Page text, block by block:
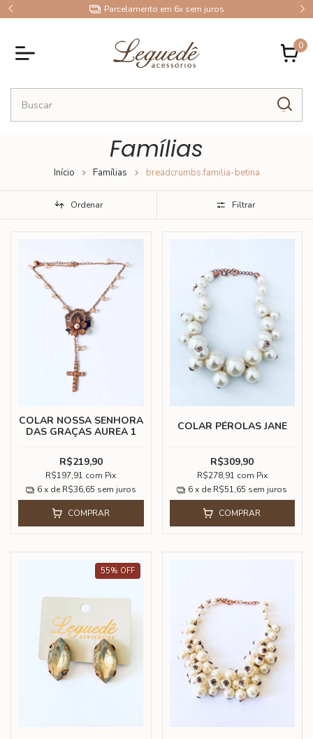
10% OFF no Pix
0
Famílias
Início Famílias breadcrumbs.familia-betina
Ordenar Filtrar
COLAR NOSSA SENHORA
DAS GRAÇAS AUREA 1
R$219,90
R$197,91 com Pix
6 x de R$36,65 sem juros
COMPRAR
COLAR PÉROLAS JANE
R$309,90
R$278,91 com Pix
6 x de R$51,65 sem juros
COMPRAR
55% OFF